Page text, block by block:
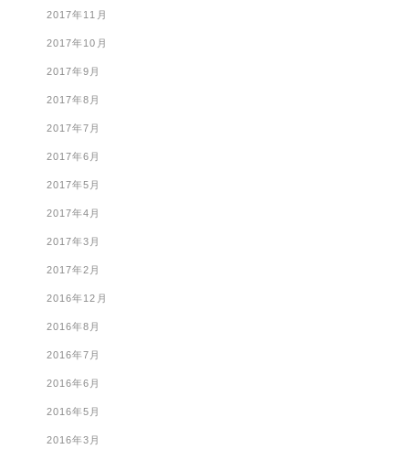
2017年11月
2017年10月
2017年9月
2017年8月
2017年7月
2017年6月
2017年5月
2017年4月
2017年3月
2017年2月
2016年12月
2016年8月
2016年7月
2016年6月
2016年5月
2016年3月